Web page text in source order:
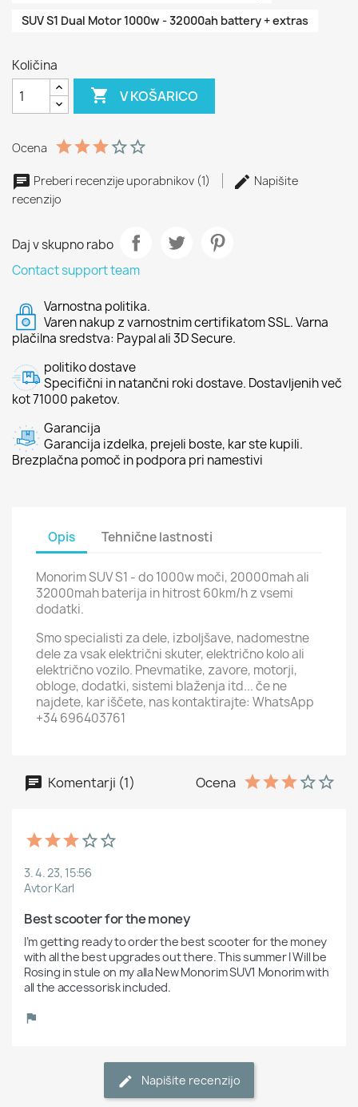
SUV S1 Dual Motor 1000w - 32000ah battery + extras
Količina
 V KOŠARICO
Ocena
Preberi recenzije uporabnikov (1)
Napišite
recenzijo
Daj v skupno rabo
Contact support team
Varnostna politika.
Varen nakup z varnostnim certifikatom SSL. Varna
plačilna sredstva: Paypal ali 3D Secure.
politiko dostave
Specifični in natančni roki dostave. Dostavljenih več
kot 71000 paketov.
Garancija
Garancija izdelka, prejeli boste, kar ste kupili.
Brezplačna pomoč in podpora pri namestivi
Opis Tehnične lastnosti
Monorim SUV S1 - do 1000w moči, 20000mah ali
32000mah baterija in hitrost 60km/h z vsemi
dodatki.
Smo specialisti za dele, izboljšave, nadomestne
dele za vsak električni skuter, električno kolo ali
električno vozilo. Pnevmatike, zavore, motorji,
obloge, dodatki, sistemi blaženja itd... če ne
najdete, kar iščete, nas kontaktirajte: WhatsApp
+34 696403761
Komentarji (1) Ocena
3. 4. 23, 15:56
Avtor Karl
Best scooter for the money
I’m getting ready to order the best scooter for the money
with all the best upgrades out there. This summer I Will be
Rosing in stule on my alla New Monorim SUV1 Monorim with
all the accessorisk included.
Napišite recenzijo